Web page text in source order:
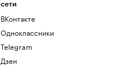
сети
ВКонтакте
Одноклассники
Telegram
Дзен